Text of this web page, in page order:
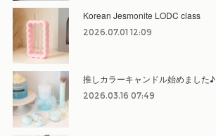
Korean Jesmonite LODC class
2026.07.01 12:09
推しカラーキャンドル始めました♪
2026.03.16 07:49